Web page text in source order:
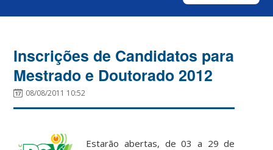
Inscrições de Candidatos para
Mestrado e Doutorado 2012
08/08/2011 10:52
Estarão abertas, de 03 a 29 de